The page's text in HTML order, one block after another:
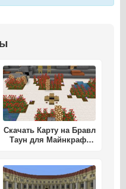
Скачать Карту на Бравл
Таун для Майнкрафт